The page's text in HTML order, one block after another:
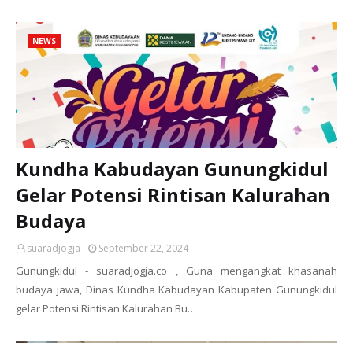
NEWS
Kundha Kabudayan Gunungkidul
Gelar Potensi Rintisan Kalurahan
Budaya
suaradjogja September 22, 2024
Gunungkidul - suaradjogja.co , Guna mengangkat khasanah
budaya jawa, Dinas Kundha Kabudayan Kabupaten Gunungkidul
gelar Potensi Rintisan Kalurahan Bu…